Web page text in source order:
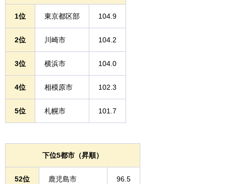
1位 東京都区部 104.9
2位 川崎市 104.2
3位 横浜市 104.0
4位 相模原市 102.3
5位 札幌市 101.7
下位5都市（昇順）
52位 鹿児島市 96.5